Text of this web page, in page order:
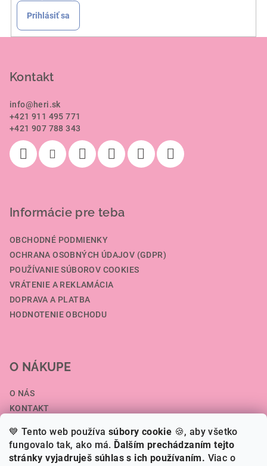
💙 Tento web používa súbory cookie 🍪, aby všetko
fungovalo tak, ako má. Ďalším prechádzaním tejto
stránky vyjadruješ súhlas s ich používaním. Viac o
Prihlásiť sa
Kontakt
info@heri.sk
+421 911 495 771
+421 907 788 343
Informácie pre teba
OBCHODNÉ PODMIENKY
OCHRANA OSOBNÝCH ÚDAJOV (GDPR)
POUŽÍVANIE SÚBOROV COOKIES
VRÁTENIE A REKLAMÁCIA
DOPRAVA A PLATBA
HODNOTENIE OBCHODU
O NÁKUPE
O NÁS
KONTAKT
ČLÁNKY